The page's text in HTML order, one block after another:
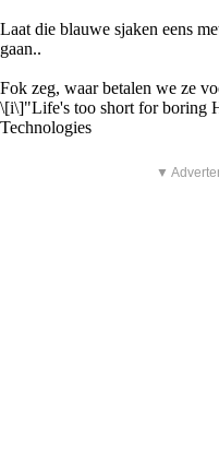
Laat die blauwe sjaken eens
gaan..
Fok zeg, waar betalen we ze
\[i\]"Life's too short for boring
Technologies
▼